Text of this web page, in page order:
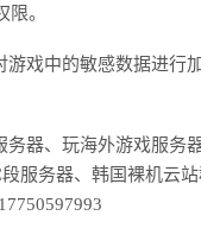
。
游戏中的敏感数据进行
务器、玩海外游戏服务
服务器、韩国裸机云